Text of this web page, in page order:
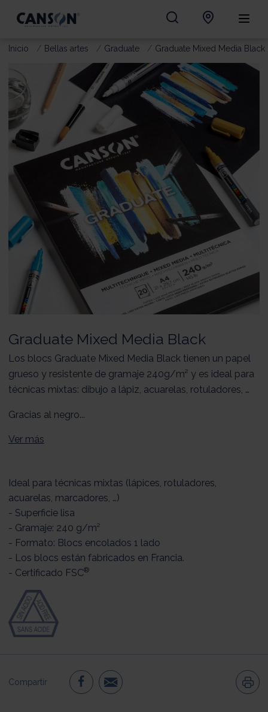
Inicio Bellas artes Graduate Graduate Mixed Media Black
Graduate Mixed Media Black
Los blocs Graduate Mixed Media Black tienen un papel
grueso y resistente de gramaje 240g/m² y es ideal para
técnicas mixtas: dibujo a lápiz, acuarelas, rotuladores, …
Gracias al negro...
Ver más
Ideal para técnicas mixtas (lápices, rotuladores,
acuarelas, marcadores, …)
- Superficie lisa
- Gramaje: 240 g/m²
- Formato: Blocs encolados 1 lado
- Los blocs están fabricados en Francia.
- Certificado FSC®
Compartir